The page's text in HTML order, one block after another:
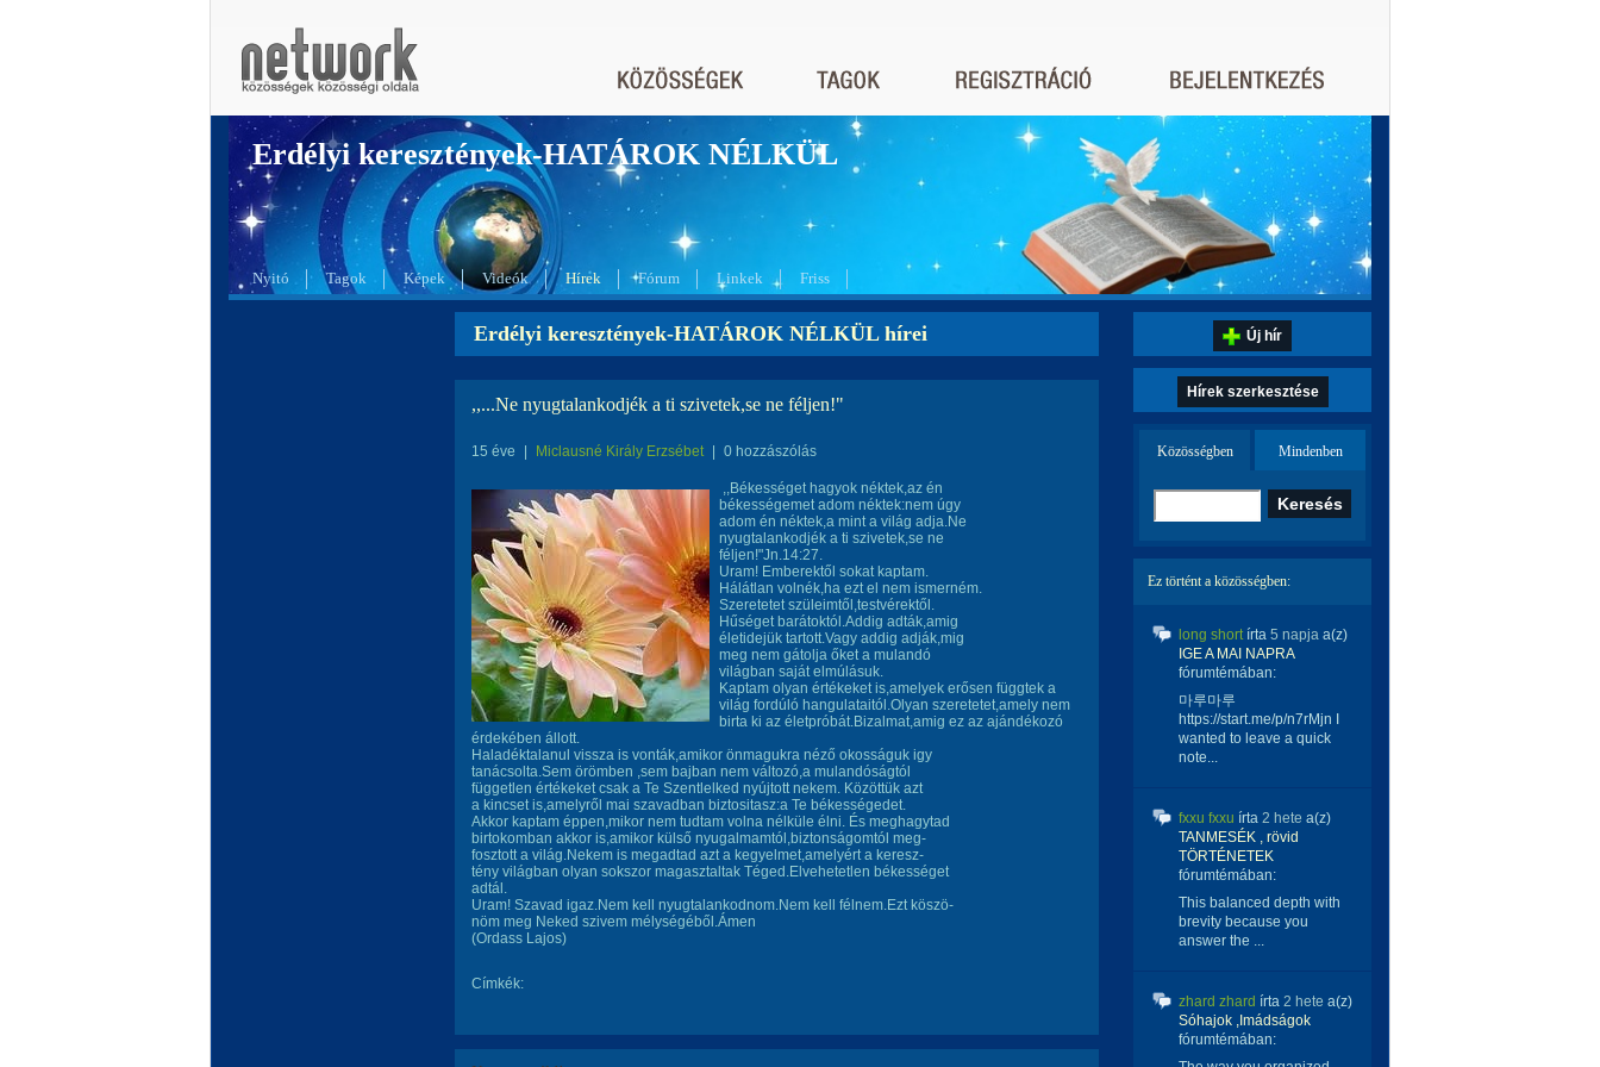
Erdélyi keresztények-HATÁROK NÉLKÜL
Nyitó Tagok Képek Videók Hírek Fórum Linkek Friss
Erdélyi keresztények-HATÁROK NÉLKÜL hírei
,,...Ne nyugtalankodjék a ti szivetek,se ne féljen!"
15 éve Miclausné Király Erzsébet 0 hozzászólás
,,Békességet hagyok néktek,az én
békességemet adom néktek:nem úgy
adom én néktek,a mint a világ adja.Ne
nyugtalankodjék a ti szivetek,se ne
féljen!"Jn.14:27.
Uram! Emberektől sokat kaptam.
Hálátlan volnék,ha ezt el nem ismerném.
Szeretetet szüleimtől,testvérektől.
Hűséget barátoktól.Addig adták,amig
életidejük tartott.Vagy addig adják,mig
meg nem gátolja őket a mulandó
világban saját elmúlásuk.
Kaptam olyan értékeket is,amelyek erősen függtek a
világ fordúló hangulataitól.Olyan szeretetet,amely nem
birta ki az életpróbát.Bizalmat,amig ez az ajándékozó
érdekében állott.
Haladéktalanul vissza is vonták,amikor önmagukra néző okosságuk igy
tanácsolta.Sem örömben ,sem bajban nem változó,a mulandóságtól
független értékeket csak a Te Szentlelked nyújtott nekem. Közöttük azt
a kincset is,amelyről mai szavadban biztositasz:a Te békességedet.
Akkor kaptam éppen,mikor nem tudtam volna nélküle élni. És meghagytad
birtokomban akkor is,amikor külső nyugalmamtól,biztonságomtól meg-
fosztott a világ.Nekem is megadtad azt a kegyelmet,amelyért a keresz-
tény világban olyan sokszor magasztaltak Téged.Elvehetetlen békességet
adtál.
Uram! Szavad igaz.Nem kell nyugtalankodnom.Nem kell félnem.Ezt köszö-
nöm meg Neked szivem mélységéből.Ámen
(Ordass Lajos)
Címkék:
Új hír
Hírek szerkesztése
Közösségben Mindenben
Ez történt a közösségben:
long shortírta 5 napja a(z)
IGE A MAI NAPRA
fórumtémában:
마루마루
https://start.me/p/n7rMjn I
wanted to leave a quick
note...
fxxu fxxu írta 2 hete a(z)
TANMESÉK , rövid
TÖRTÉNETEK
fórumtémában:
This balanced depth with
brevity because you
answer the ...
zhard zhard írta 2 hete a(z)
Sóhajok ,Imádságok
fórumtémában: